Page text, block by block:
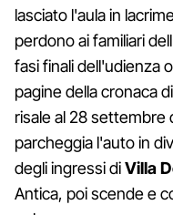
lasciato l'aula in
perdono ai familiari
fasi finali dell'udienza
pagine della cronaca
risale al 28
parcheggia l'auto in
degli ingressi diVilla
Antica, poi scende e